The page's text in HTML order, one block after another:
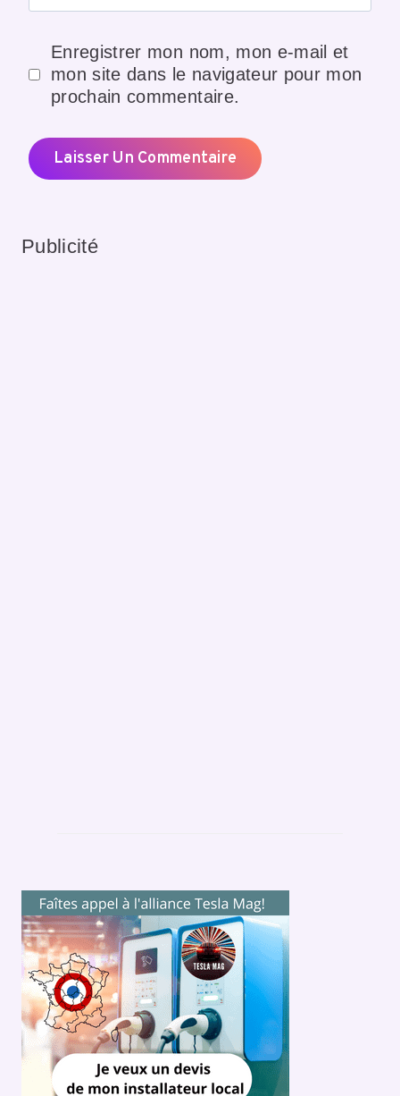
Enregistrer mon nom, mon e-mail et
mon site dans le navigateur pour mon
prochain commentaire.
Publicité